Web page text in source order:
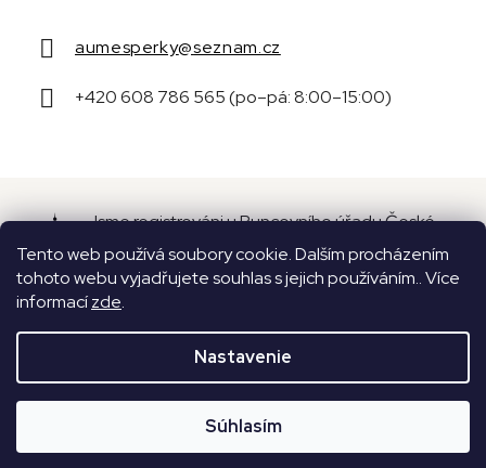
Tento web používá soubory cookie. Dalším procházením
tohoto webu vyjadřujete souhlas s jejich používáním.. Více
informacízde.
Nastavenie
Súhlasím
aumesperky@seznam.cz
+420 608 786 565 (po–pá: 8:00–15:00)
Jsme registrováni u Puncovního úřadu České
republiky pod číslem 16087.
Vytvoril Shoptet
Copyright 2026Aume. Všetky práva vyhradené.